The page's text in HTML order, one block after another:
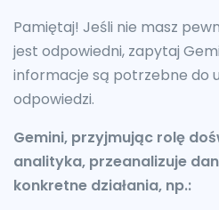
Pamiętaj! Jeśli nie masz
jest odpowiedni, zapytaj
informacje są potrzebne do
odpowiedzi.
Gemini, przyjmując rolę
analityka, przeanalizuje
konkretne działania, np.: